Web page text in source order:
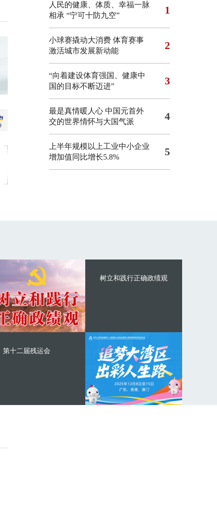
人民的健康、体质、幸福一脉
相承 “宁可十防九空” 1
小球赛撬动大消费 体育赛事
激活城市发展新动能
2
“向着建设体育强国、健康中
国的目标不断迈进”
3
最是真情暖人心 中国元首外
交的世界情怀与大国气派
4
上半年规模以上工业中小企业
增加值同比增长5.8%
5
树立和践行正确政绩观
第十二届残运会